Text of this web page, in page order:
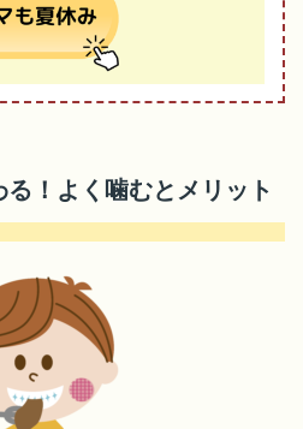
！よく噛むとメリット